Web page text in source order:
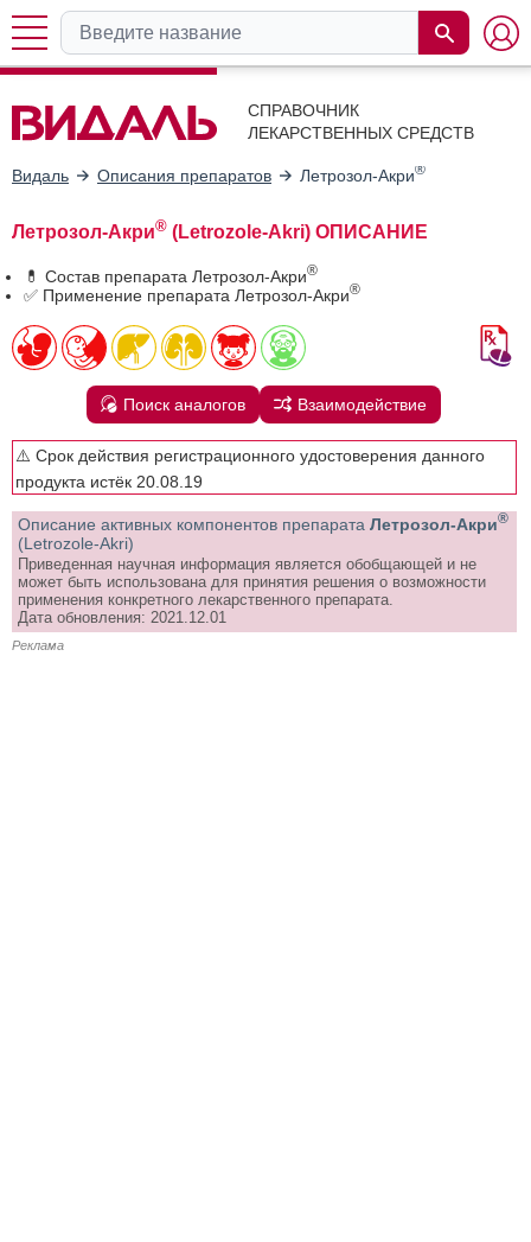
СПРАВОЧНИК
ЛЕКАРСТВЕННЫХ СРЕДСТВ
Видаль Описания препаратов Летрозол-Акри®
Летрозол-Акри® (Letrozole-Akri) ОПИСАНИЕ
💊 Состав препарата Летрозол-Акри®
✅ Применение препарата Летрозол-Акри®
Поиск аналогов Взаимодействие
⚠️ Срок действия регистрационного удостоверения данного
продукта истёк 20.08.19
Описание активных компонентов препарата Летрозол-Акри®
(Letrozole-Akri)
Приведенная научная информация является обобщающей и не
может быть использована для принятия решения о возможности
применения конкретного лекарственного препарата.
Дата обновления: 2021.12.01
Реклама